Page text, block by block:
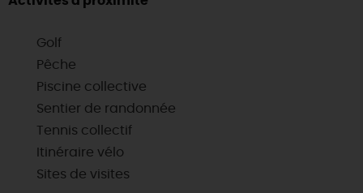
Golf
Pêche
Piscine collective
Sentier de randonnée
Tennis collectif
Itinéraire vélo
Sites de visites